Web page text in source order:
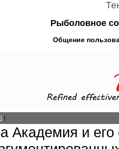
Рыболовное
Общение
Академия и